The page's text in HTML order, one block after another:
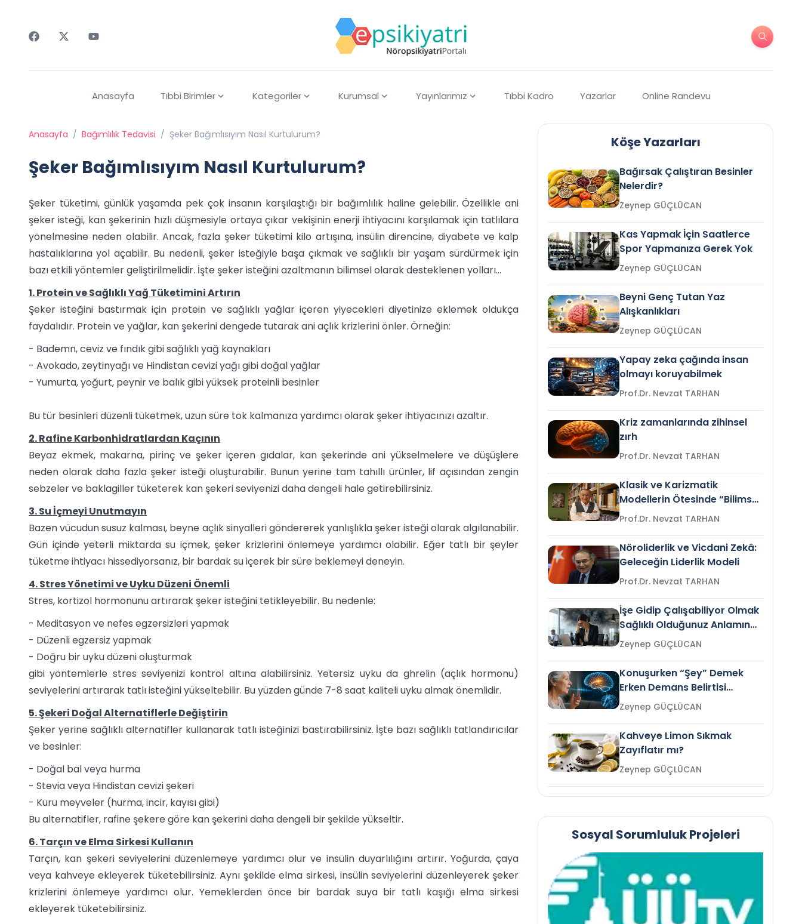
Anasayfa Tıbbi Birimler Kategoriler Kurumsal Yayınlarımız Tıbbi Kadro Yazarlar Online Randevu
Anasayfa / Bağımlılık Tedavisi / Şeker Bağımlısıyım Nasıl Kurtulurum?
Şeker Bağımlısıyım Nasıl Kurtulurum?
Şeker tüketimi, günlük yaşamda pek çok insanın karşılaştığı bir bağımlılık haline gelebilir. Özellikle ani
şeker isteği, kan şekerinin hızlı düşmesiyle ortaya çıkar vekişinin enerji ihtiyacını karşılamak için tatlılara
yönelmesine neden olabilir. Ancak, fazla şeker tüketimi kilo artışına, insülin direncine, diyabete ve kalp
hastalıklarına yol açabilir. Bu nedenli, şeker isteğiyle başa çıkmak ve sağlıklı bir yaşam sürdürmek için
bazı etkili yöntemler geliştirilmelidir. İşte şeker isteğini azaltmanın bilimsel olarak desteklenen yolları...
1. Protein ve Sağlıklı Yağ Tüketimini Artırın
Şeker isteğini bastırmak için protein ve sağlıklı yağlar içeren yiyecekleri diyetinize eklemek oldukça
faydalıdır. Protein ve yağlar, kan şekerini dengede tutarak ani açlık krizlerini önler. Örneğin:
- Bademn, ceviz ve fındık gibi sağlıklı yağ kaynakları
- Avokado, zeytinyağı ve Hindistan cevizi yağı gibi doğal yağlar
- Yumurta, yoğurt, peynir ve balık gibi yüksek proteinli besinler
Bu tür besinleri düzenli tüketmek, uzun süre tok kalmanıza yardımcı olarak şeker ihtiyacınızı azaltır.
2. Rafine Karbonhidratlardan Kaçının
Beyaz ekmek, makarna, pirinç ve şeker içeren gıdalar, kan şekerinde ani yükselmelere ve düşüşlere
neden olarak daha fazla şeker isteği oluşturabilir. Bunun yerine tam tahıllı ürünler, lif açısından zengin
sebzeler ve baklagiller tüketerek kan şekeri seviyenizi daha dengeli hale getirebilirsiniz.
3. Su İçmeyi Unutmayın
Bazen vücudun susuz kalması, beyne açlık sinyalleri göndererek yanlışlıkla şeker isteği olarak algılanabilir.
Gün içinde yeterli miktarda su içmek, şeker krizlerini önlemeye yardımcı olabilir. Eğer tatlı bir şeyler
tüketme ihtiyacı hissediyorsanız, bir bardak su içerek bir süre beklemeyi deneyin.
4. Stres Yönetimi ve Uyku Düzeni Önemli
Stres, kortizol hormonunu artırarak şeker isteğini tetikleyebilir. Bu nedenle:
- Meditasyon ve nefes egzersizleri yapmak
- Düzenli egzersiz yapmak
- Doğru bir uyku düzeni oluşturmak
gibi yöntemlerle stres seviyenizi kontrol altına alabilirsiniz. Yetersiz uyku da ghrelin (açlık hormonu)
seviyelerini artırarak tatlı isteğini yükseltebilir. Bu yüzden günde 7-8 saat kaliteli uyku almak önemlidir.
5. Şekeri Doğal Alternatiflerle Değiştirin
Şeker yerine sağlıklı alternatifler kullanarak tatlı isteğinizi bastırabilirsiniz. İşte bazı sağlıklı tatlandırıcılar
ve besinler:
- Doğal bal veya hurma
- Stevia veya Hindistan cevizi şekeri
- Kuru meyveler (hurma, incir, kayısı gibi)
Bu alternatifler, rafine şekere göre kan şekerini daha dengeli bir şekilde yükseltir.
6. Tarçın ve Elma Sirkesi Kullanın
Tarçın, kan şekeri seviyelerini düzenlemeye yardımcı olur ve insülin duyarlılığını artırır. Yoğurda, çaya
veya kahveye ekleyerek tüketebilirsiniz. Aynı şekilde elma sirkesi, insülin seviyelerini düzenleyerek şeker
krizlerini önlemeye yardımcı olur. Yemeklerden önce bir bardak suya bir tatlı kaşığı elma sirkesi
ekleyerek tüketebilirsiniz.
Köşe Yazarları
Bağırsak Çalıştıran Besinler
Nelerdir?
Zeynep GÜÇLÜCAN
Kas Yapmak İçin Saatlerce
Spor Yapmanıza Gerek Yok
Zeynep GÜÇLÜCAN
Beyni Genç Tutan Yaz
Alışkanlıkları
Zeynep GÜÇLÜCAN
Yapay zeka çağında insan
olmayı koruyabilmek
Prof.Dr. Nevzat TARHAN
Kriz zamanlarında zihinsel
zırh
Prof.Dr. Nevzat TARHAN
Klasik ve Karizmatik
Modellerin Ötesinde “Bilimsel
Liderlik”
Prof.Dr. Nevzat TARHAN
Nöroliderlik ve Vicdani Zekâ:
Geleceğin Liderlik Modeli
Prof.Dr. Nevzat TARHAN
İşe Gidip Çalışabiliyor Olmak
Sağlıklı Olduğunuz Anlamına
Gelir mi?Zeynep GÜÇLÜCAN
Konuşurken “Şey” Demek
Erken Demans Belirtisi
Olabilir mi?Zeynep GÜÇLÜCAN
Kahveye Limon Sıkmak
Zayıflatır mı?
Zeynep GÜÇLÜCAN
Sosyal Sorumluluk Projeleri